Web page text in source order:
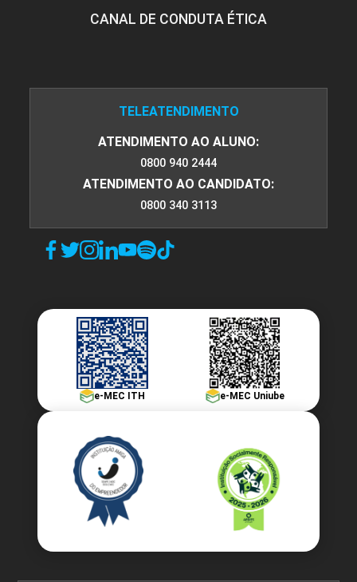
CANAL DE CONDUTA ÉTICA
TELEATENDIMENTO
ATENDIMENTO AO ALUNO:
0800 940 2444
ATENDIMENTO AO CANDIDATO:
0800 340 3113
e-MEC ITH e-MEC Uniube